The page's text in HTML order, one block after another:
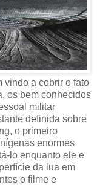
vindo a cobrir o fato
os bem conhecidos
militar
definida sobre
o primeiro
enormes
lo enquanto ele e
da lua em
o filme e